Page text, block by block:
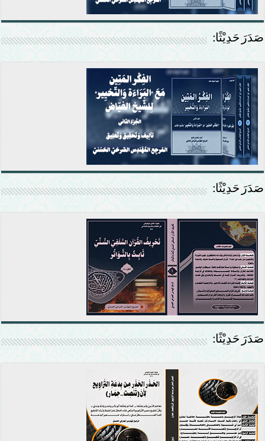
صَدَرَ حَدِيْثًا:
صَدَرَ حَدِيْثًا:
صَدَرَ حَدِيْثًا: